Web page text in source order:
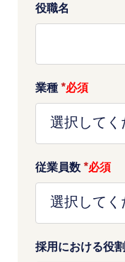
役職名
業種 *
従業員数 *
採用における役割